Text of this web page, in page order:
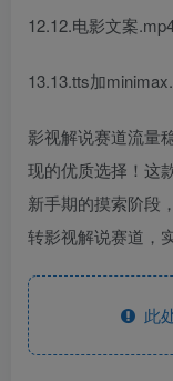
12.12.电影文案
13.13.tts加
影视解说赛道流量
现的优质选择！这
新手期的摸索阶段
转影视解说赛道，
此